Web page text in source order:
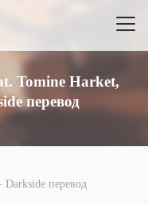
Tomine Harket,
перевод
перевод